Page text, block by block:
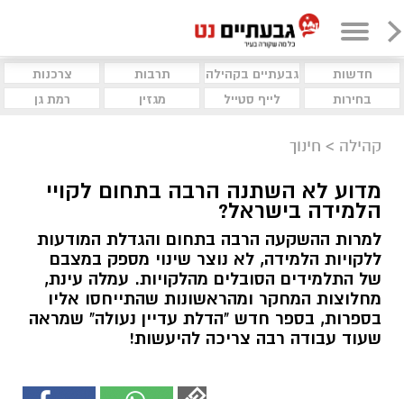
חדשות גבעתיים בקהילה תרבות
צרכנות
בחירות
לייף סטייל מגזין רמת גן
קהילה > חינוך
מדוע לא השתנה הרבה בתחום לקויי
הלמידה בישראל?
למרות ההשקעה הרבה בתחום והגדלת המודעות
ללקויות הלמידה, לא נוצר שינוי מספק במצבם
של התלמידים הסובלים מהלקויות. עמלה עינת,
מחלוצות המחקר ומהראשונות שהתייחסו אליו
בספרות, בספר חדש "הדלת עדיין נעולה" שמראה
שעוד עבודה רבה צריכה להיעשות!